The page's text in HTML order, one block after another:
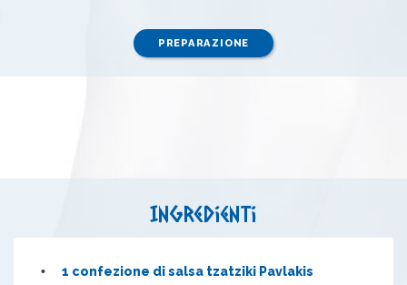
PREPARAZIONE
Ingredienti
•
1 confezione di salsa tzatziki Pavlakis